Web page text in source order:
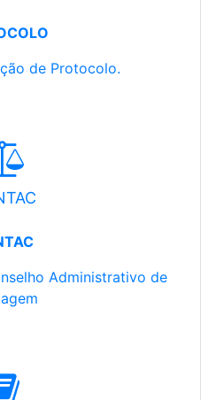
de Protocolo.
Administrativo de